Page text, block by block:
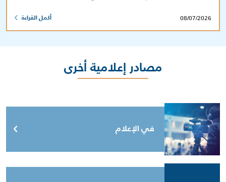
08/07/2026 أكمل القراءة
مصادر إعلامية أخرى
في الإعلام